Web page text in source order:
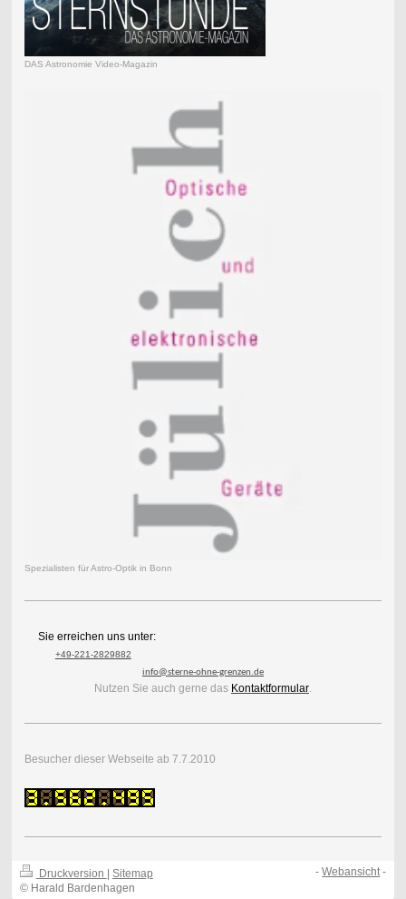
DAS Astronomie Video-Magazin
Spezialisten für Astro-Optik in Bonn
Sie erreichen uns unter:
+49-221-2829882
info@sterne-ohne-grenzen.de
Nutzen Sie auch gerne das Kontaktformular
Besucher dieser Webseite ab 7.7.2010
Druckversion
Sitemap
© Harald Bardenhagen
-Webansicht-